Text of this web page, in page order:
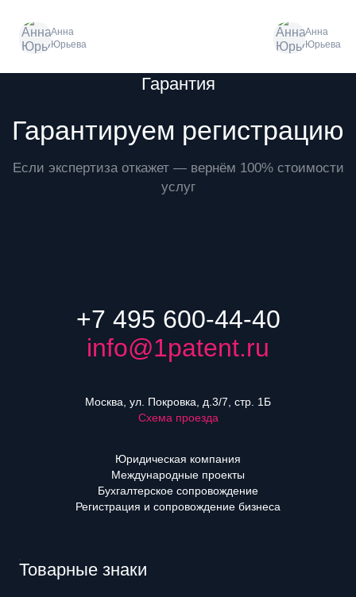
Анна
Юрьева
Анна
Юрьева
Гарантия
Гарантируем регистрацию
Если экспертиза откажет — вернём 100% стоимости
услуг
+7 495 600-44-40
info@1patent.ru
Москва, ул. Покровка, д.3/7, стр. 1Б
Схема проезда
Юридическая компания
Международные проекты
Бухгалтерское сопровождение
Регистрация и сопровождение бизнеса
Товарные знаки